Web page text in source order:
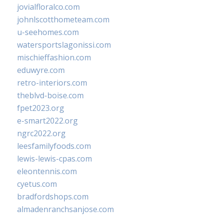
jovialfloralco.com
johnlscotthometeam.com
u-seehomes.com
watersportslagonissi.com
mischieffashion.com
eduwyre.com
retro-interiors.com
theblvd-boise.com
fpet2023.org
e-smart2022.org
ngrc2022.org
leesfamilyfoods.com
lewis-lewis-cpas.com
eleontennis.com
cyetus.com
bradfordshops.com
almadenranchsanjose.com